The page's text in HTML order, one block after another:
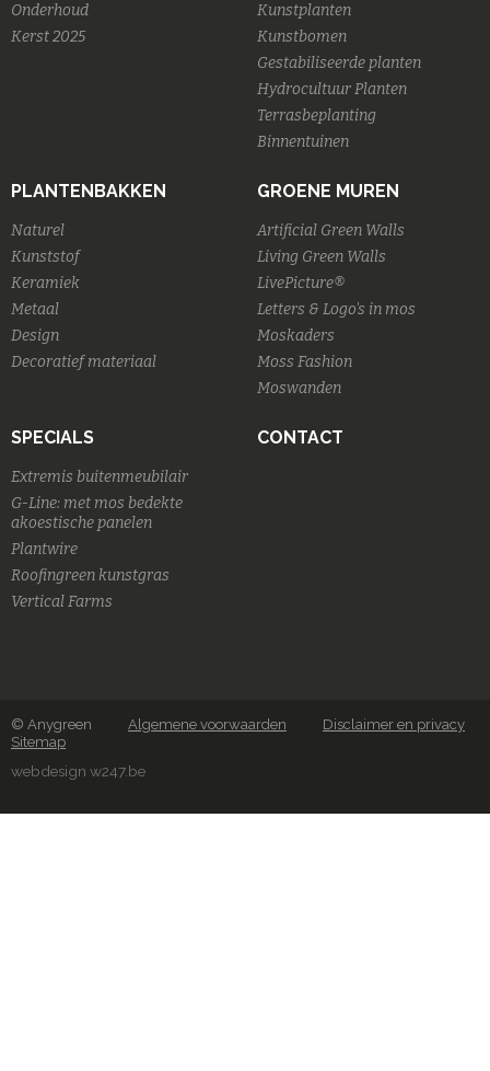
Onderhoud
Kerst 2025
Kunstplanten
Kunstbomen
Gestabiliseerde planten
Hydrocultuur Planten
Terrasbeplanting
Binnentuinen
PLANTENBAKKEN
Naturel
Kunststof
Keramiek
Metaal
Design
Decoratief materiaal
GROENE MUREN
Artificial Green Walls
Living Green Walls
LivePicture®
Letters & Logo's in mos
Moskaders
Moss Fashion
Moswanden
SPECIALS
Extremis buitenmeubilair
G-Line: met mos bedekte
akoestische panelen
Plantwire
Roofingreen kunstgras
Vertical Farms
CONTACT
© Anygreen Algemene voorwaarden
Disclaimer en privacy
Sitemap
webdesign w247.be